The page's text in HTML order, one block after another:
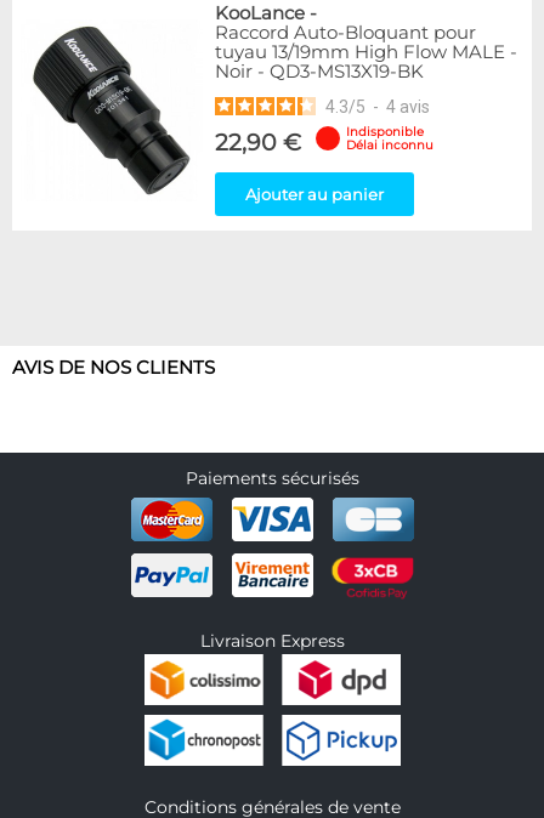
KooLance -
Raccord Auto-Bloquant pour
tuyau 13/19mm High Flow MALE -
Noir - QD3-MS13X19-BK
4.3/5 - 4 avis
22,90 €
Indisponible
Délai inconnu
Ajouter au panier
AVIS DE NOS CLIENTS
Paiements sécurisés
Livraison Express
Conditions générales de vente